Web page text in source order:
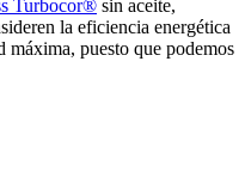
Turbocor® sin aceite,
la eficiencia energética
puesto que podemos